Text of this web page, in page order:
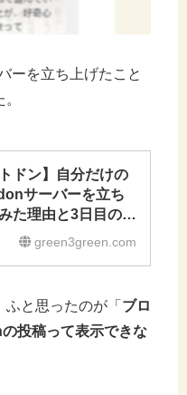
ーを立ち上げたこと
トドン】自分だけの
サーバーを立ち
みた理由と3日目の感
人様サーバー】
green3green.com
と思ったのが「 ブロ
投稿って表示できな